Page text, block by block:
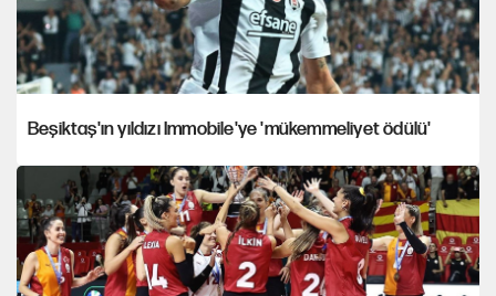
Beşiktaş'ın yıldızı Immobile'ye 'mükemmeliyet ödülü'